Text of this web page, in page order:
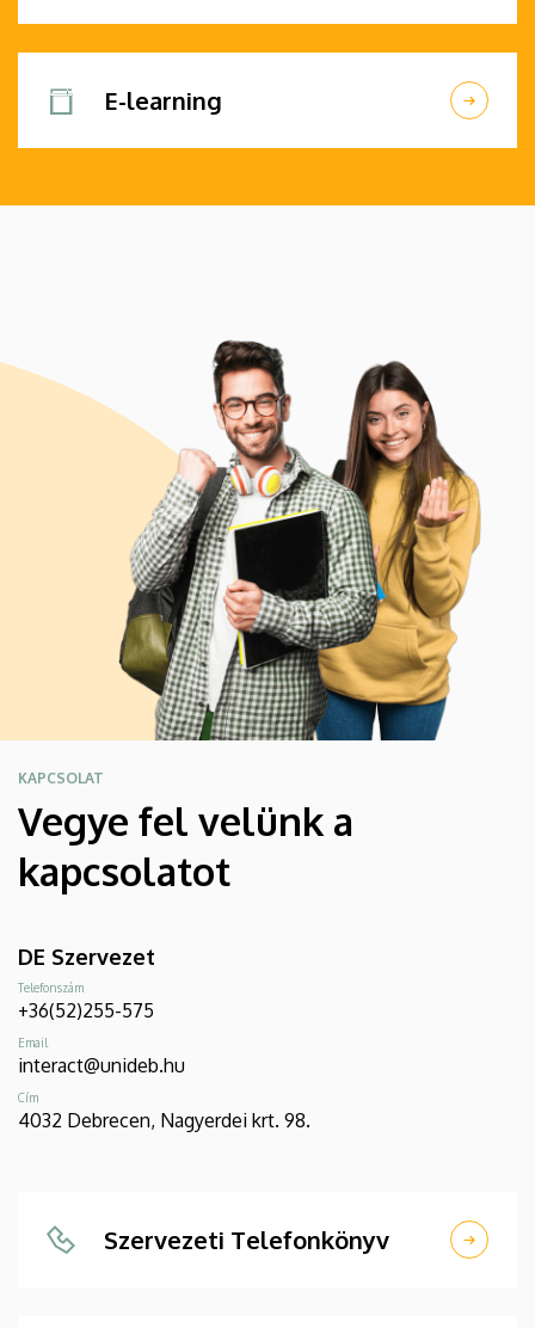
E-learning
KAPCSOLAT
Vegye fel velünk a
kapcsolatot
DE Szervezet
Telefonszám
+36(52)255-575
Email
interact@unideb.hu
Cím
4032 Debrecen, Nagyerdei krt. 98.
Szervezeti Telefonkönyv